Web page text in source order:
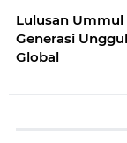
Lulusan Ummul
Generasi Unggul dan Mampu
Global